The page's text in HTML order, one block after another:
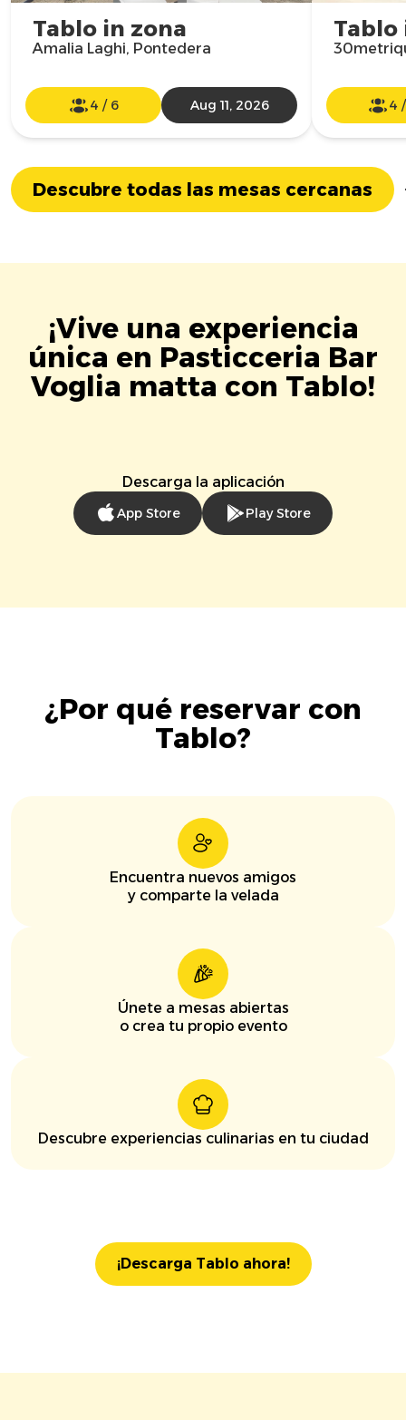
Tablo in zona
Amalia Laghi, Pontedera
4 / 6 Aug 11, 2026
Tablo
4
Descubre todas las mesas cercanas
¡Vive una experiencia
única en Pasticceria Bar
Voglia matta con Tablo!
Descarga la aplicación
App Store Play Store
¿Por qué reservar con
Tablo?
Encuentra nuevos amigos
y comparte la velada
Únete a mesas abiertas
o crea tu propio evento
Descubre experiencias culinarias en tu ciudad
¡Descarga Tablo ahora!